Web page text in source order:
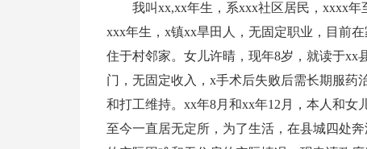
我叫xx,xx年生，系xxx社区居民，xxxx年
xxx年生，x镇xx旱田人，无固定职业，目前
住于村邻家。女儿许晴，现年8岁，就读于xx
门，无固定收入，x手术后失败后需长期服药
和打工维持。xx年8月和xx年12月，本人和女
至今一直居无定所，为了生活，在县城四处